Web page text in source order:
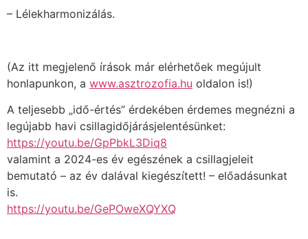
– Lélekharmonizálás.
(Az itt megjelenő írások már elérhetőek megújult
honlapunkon, a www.asztrozofia.hu oldalon is!)
A teljesebb „idő-értés” érdekében érdemes megnézni a
legújabb havi csillagidőjárásjelentésünket:
https://youtu.be/GpPbkL3Diq8
valamint a 2024-es év egészének a csillagjeleit
bemutató – az év dalával kiegészített! – előadásunkat
is.
https://youtu.be/GePOweXQYXQ